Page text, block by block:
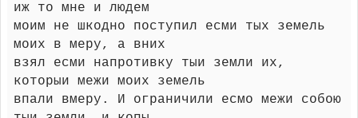
иж то мне и людем
моим не шкодно поступил есми тых земель
моих в меру, а вних
взял есми напротивку тыи земли их,
которыи межи моих земель
впали вмеру. И ограничили есмо межи собою